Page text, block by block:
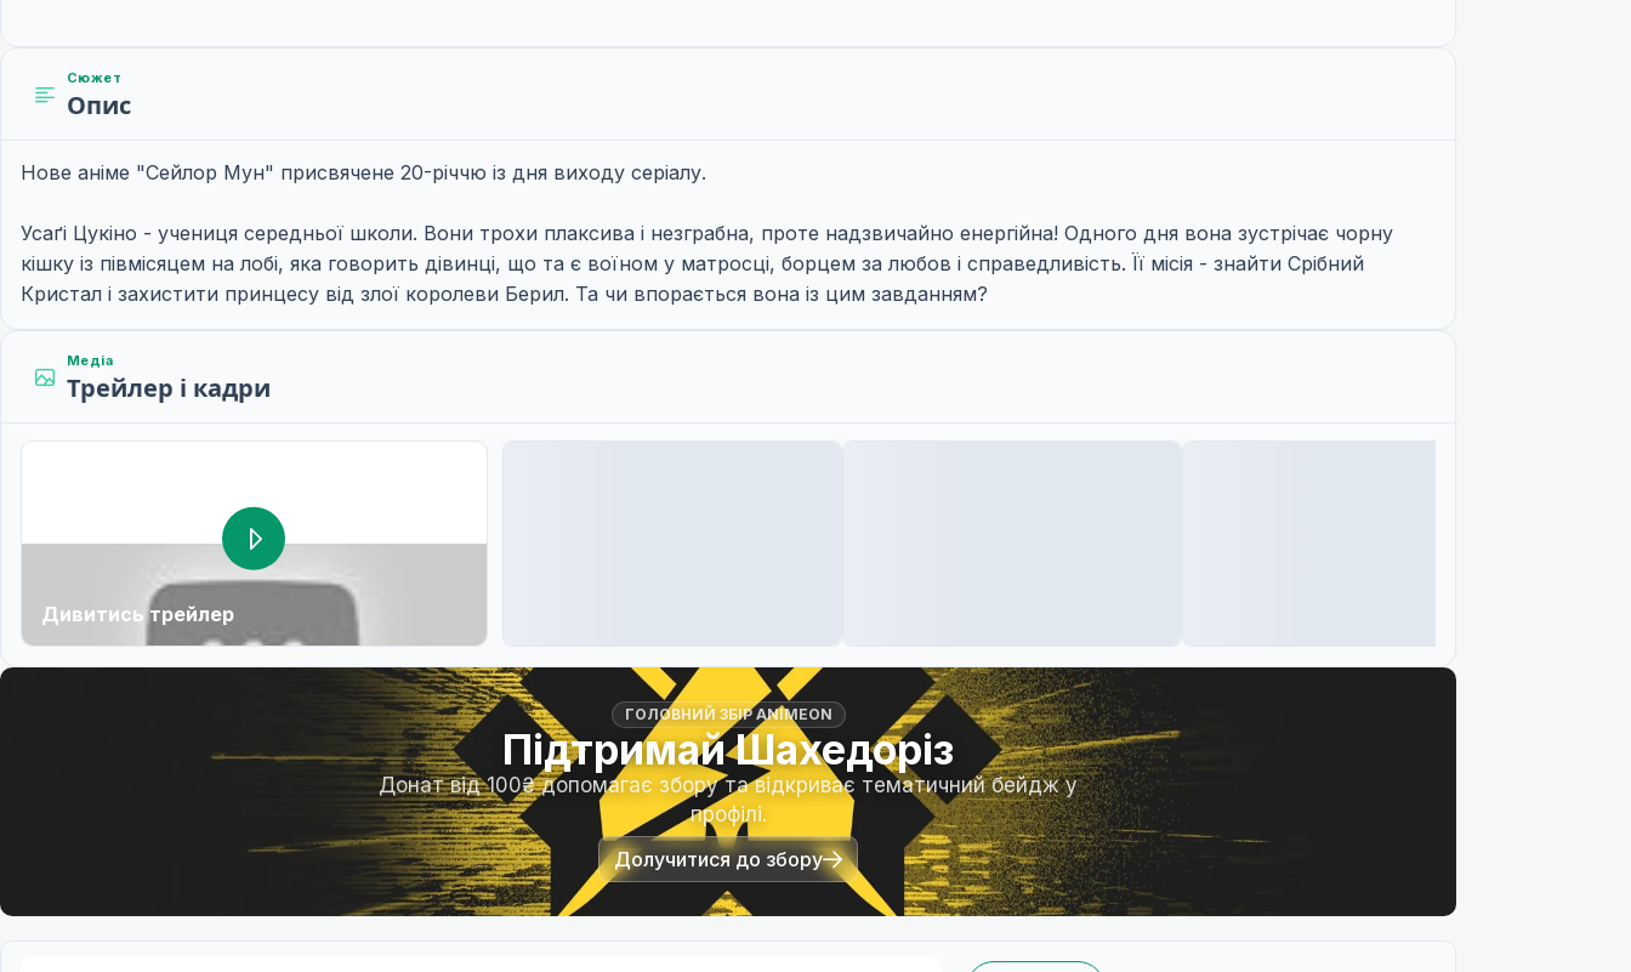
Сюжет
Опис
Нове аніме "Сейлор Мун" присвячене 20-річчю із дня виходу серіалу.
Усаґі Цукіно - учениця середньої школи. Вони трохи плаксива і незграбна, проте надзвичайно енергійна! Одного дня вона зустрічає чорну
кішку із півмісяцем на лобі, яка говорить дівинці, що та є воїном у матросці, борцем за любов і справедливість. Її місія - знайти Срібний
Кристал і захистити принцесу від злої королеви Берил. Та чи впорається вона із цим завданням?
Медіа
Трейлер і кадри
Дивитись трейлер
ГОЛОВНИЙ ЗБІР ANIMEON
Підтримай Шахедоріз
Донат від 100₴ допомагає збору та відкриває тематичний бейдж у
профілі.
Долучитися до збору